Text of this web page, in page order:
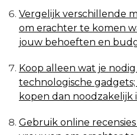
Vergelijk verschillende
om erachter te komen
jouw behoeften en
Koop alleen wat je
technologische
kopen dan noodzakelijk
Gebruik online